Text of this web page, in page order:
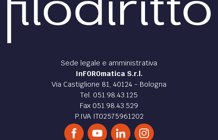
Sede legale e amministrativa
InFOROmatica S.r.l.
Via Castiglione 81, 40124 - Bologna
Tel. 051.98.43.125
Fax 051.98.43.529
P.IVA IT02575961202